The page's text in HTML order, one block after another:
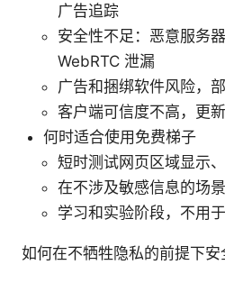
广告追踪
安全性不足：恶意服务
WebRTC 泄漏
广告和捆绑软件风险，
客户端可信度不高，更
何时适合使用免费梯子
短时测试网页区域显示
在不涉及敏感信息的场
学习和实验阶段，不用
如何在不牺牲隐私的前提下